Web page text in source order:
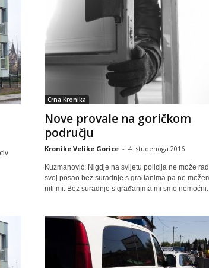
Crna Kronika
Nove provale na goričkom
području
Kronike Velike Gorice - 4. studenoga 2016
Kuzmanović: Nigdje na svijetu policija ne može
svoj posao bez suradnje s građanima pa ne
niti mi. Bez suradnje s građanima mi smo nemoćni.